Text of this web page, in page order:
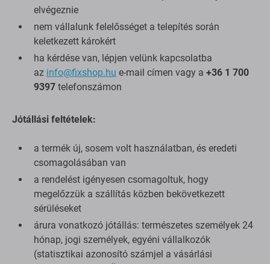
elvégeznie
nem vállalunk felelősséget a telepítés során
keletkezett károkért
ha kérdése van, lépjen velünk kapcsolatba
az info@fixshop.hu e-mail címen vagy a +36 1 700
9397 telefonszámon
Jótállási feltételek:
a termék új, sosem volt használatban, és eredeti
csomagolásában van
a rendelést igényesen csomagoltuk, hogy
megelőzzük a szállítás közben bekövetkezett
sérüléseket
árura vonatkozó jótállás: természetes személyek 24
hónap, jogi személyek, egyéni vállalkozók
(statisztikai azonosító számjel a vásárlási